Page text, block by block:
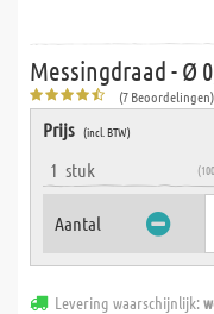
Messingdraad - Ø
(7 Beoordelingen)
Prijs (incl. BTW)
1 stuk
Aantal
Levering waarschijnlijk: